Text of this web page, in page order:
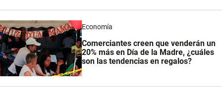
Economía
Comerciantes creen que venderán un
20% más en Día de la Madre, ¿cuáles
son las tendencias en regalos?